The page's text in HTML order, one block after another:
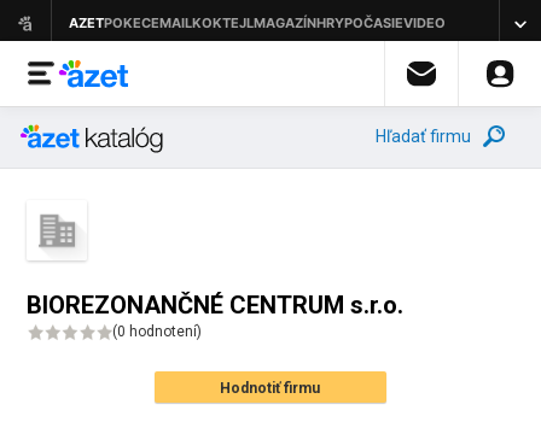
Hľadať firmu
BIOREZONANČNÉ CENTRUM s.r.o.
(0 hodnotení)
Hodnotiť firmu